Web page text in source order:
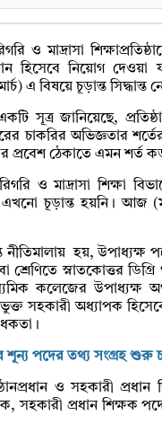
ও মাদ্রাসা
হিসেবে নিয়োগ
এ বিষয়ে চূড়ান্ত সিদ্ধান্ত
সূত্র জানিয়েছে,
চাকরির অভিজ্ঞতার
প্রবেশ ঠেকাতে এমন শর্ত
ও মাদ্রাসা শিক্ষা
চূড়ান্ত হয়নি। আজ
নীতিমালায় হয়, উপাধ্যক্ষ
শ্রেণিতে স্নাতকোত্তর
কলেজের উপাধ্যক্ষ
সহকারী অধ্যাপক
শূন্য পদের তথ্য সংগ্রহ শুরু
ও সহকারী
সহকারী প্রধান শিক্ষক